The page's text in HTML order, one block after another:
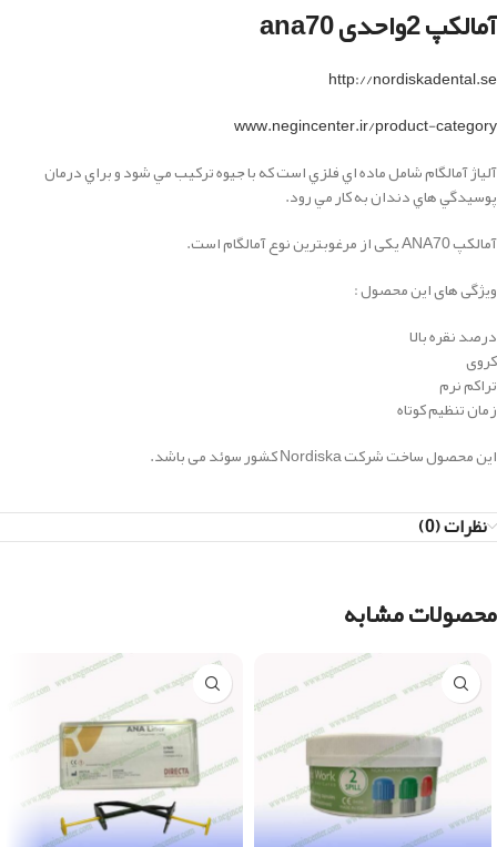
آمالکپ 2واحدی ana70
http://nordiskadental.se
www.negincenter.ir/product-category
آلياژ آمالگام شامل ماده اي فلزي است كه با جيوه تركيب مي شود و براي درمان
پوسيدگي هاي دندان به كار مي رود.
آمالکپ ANA70 یکی از مرغوبترین نوع آمالگام است.
ویژگی های این محصول :
درصد نقره بالا
کروی
تراکم نرم
زمان تنظیم کوتاه
این محصول ساخت شرکت Nordiska کشور سوئد می باشد.
نظرات (0)
محصولات مشابه